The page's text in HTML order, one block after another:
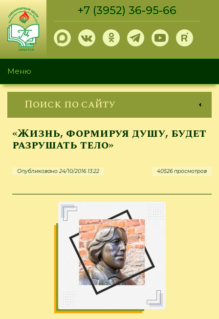
Перейти
основному
содержанию
+7 (3952) 36-95-66
Меню
Поиск по сайту
«Жизнь, формируя душу, будет
разрушать тело»
Опубликовано 24/10/2016 13:22 40526 просмотров